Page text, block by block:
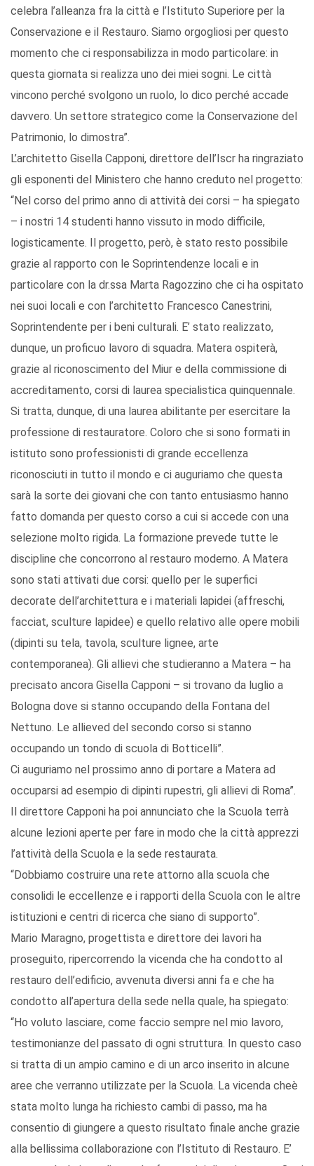
celebra l’alleanza fra la città e l’Istituto Superiore per la
Conservazione e il Restauro. Siamo orgogliosi per questo
momento che ci responsabilizza in modo particolare: in
questa giornata si realizza uno dei miei sogni. Le città
vincono perché svolgono un ruolo, lo dico perché accade
davvero. Un settore strategico come la Conservazione del
Patrimonio, lo dimostra”.
L’architetto Gisella Capponi, direttore dell’Iscr ha ringraziato
gli esponenti del Ministero che hanno creduto nel progetto:
“Nel corso del primo anno di attività dei corsi – ha spiegato
– i nostri 14 studenti hanno vissuto in modo difficile,
logisticamente. Il progetto, però, è stato resto possibile
grazie al rapporto con le Soprintendenze locali e in
particolare con la dr.ssa Marta Ragozzino che ci ha ospitato
nei suoi locali e con l’architetto Francesco Canestrini,
Soprintendente per i beni culturali. E’ stato realizzato,
dunque, un proficuo lavoro di squadra. Matera ospiterà,
grazie al riconoscimento del Miur e della commissione di
accreditamento, corsi di laurea specialistica quinquennale.
Si tratta, dunque, di una laurea abilitante per esercitare la
professione di restauratore. Coloro che si sono formati in
istituto sono professionisti di grande eccellenza
riconosciuti in tutto il mondo e ci auguriamo che questa
sarà la sorte dei giovani che con tanto entusiasmo hanno
fatto domanda per questo corso a cui si accede con una
selezione molto rigida. La formazione prevede tutte le
discipline che concorrono al restauro moderno. A Matera
sono stati attivati due corsi: quello per le superfici
decorate dell’architettura e i materiali lapidei (affreschi,
facciat, sculture lapidee) e quello relativo alle opere mobili
(dipinti su tela, tavola, sculture lignee, arte
contemporanea). Gli allievi che studieranno a Matera – ha
precisato ancora Gisella Capponi – si trovano da luglio a
Bologna dove si stanno occupando della Fontana del
Nettuno. Le allieved del secondo corso si stanno
occupando un tondo di scuola di Botticelli”.
Ci auguriamo nel prossimo anno di portare a Matera ad
occuparsi ad esempio di dipinti rupestri, gli allievi di Roma”.
Il direttore Capponi ha poi annunciato che la Scuola terrà
alcune lezioni aperte per fare in modo che la città apprezzi
l’attività della Scuola e la sede restaurata.
“Dobbiamo costruire una rete attorno alla scuola che
consolidi le eccellenze e i rapporti della Scuola con le altre
istituzioni e centri di ricerca che siano di supporto”.
Mario Maragno, progettista e direttore dei lavori ha
proseguito, ripercorrendo la vicenda che ha condotto al
restauro dell’edificio, avvenuta diversi anni fa e che ha
condotto all’apertura della sede nella quale, ha spiegato:
“Ho voluto lasciare, come faccio sempre nel mio lavoro,
testimonianze del passato di ogni struttura. In questo caso
si tratta di un ampio camino e di un arco inserito in alcune
aree che verranno utilizzate per la Scuola. La vicenda cheè
stata molto lunga ha richiesto cambi di passo, ma ha
consentio di giungere a questo risultato finale anche grazie
alla bellissima collaborazione con l’Istituto di Restauro. E’